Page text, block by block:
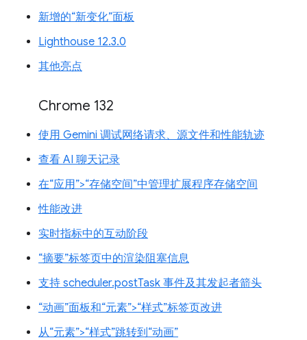
新增的“新变化”面板
Lighthouse 12.3.0
其他亮点
Chrome 132
使用 Gemini 调试网络请求、源文件和性能轨迹
查看 AI 聊天记录
在“应用”>“存储空间”中管理扩展程序存储空间
性能改进
实时指标中的互动阶段
“摘要”标签页中的渲染阻塞信息
支持 scheduler.postTask 事件及其发起者箭头
“动画”面板和“元素”>“样式”标签页改进
从“元素”>“样式”跳转到“动画”